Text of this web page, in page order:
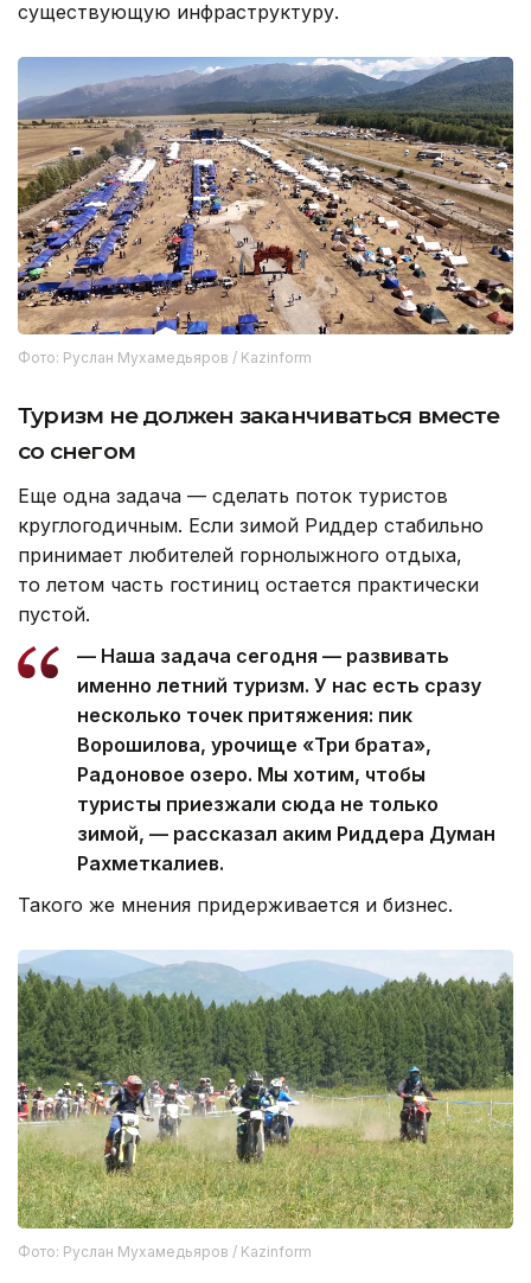
существующую инфраструктуру.
Фото: Руслан Мухамедьяров / Kazinform
Туризм не должен заканчиваться вместе
со снегом
Еще одна задача — сделать поток туристов
круглогодичным. Если зимой Риддер стабильно
принимает любителей горнолыжного отдыха,
то летом часть гостиниц остается практически
пустой.
— Наша задача сегодня — развивать
именно летний туризм. У нас есть сразу
несколько точек притяжения: пик
Ворошилова, урочище «Три брата»,
Радоновое озеро. Мы хотим, чтобы
туристы приезжали сюда не только
зимой, — рассказал аким Риддера Думан
Рахметкалиев.
Такого же мнения придерживается и бизнес.
Фото: Руслан Мухамедьяров / Kazinform